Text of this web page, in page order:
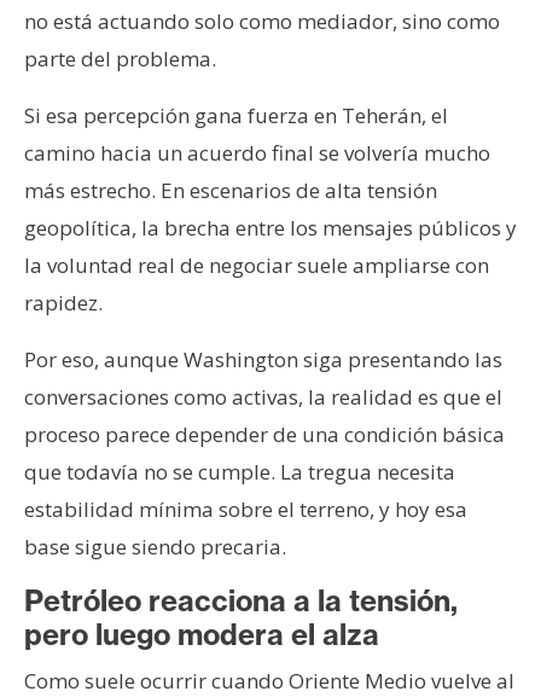
no está actuando solo como mediador, sino como
parte del problema.
Si esa percepción gana fuerza en Teherán, el
camino hacia un acuerdo final se volvería mucho
más estrecho. En escenarios de alta tensión
geopolítica, la brecha entre los mensajes públicos y
la voluntad real de negociar suele ampliarse con
rapidez.
Por eso, aunque Washington siga presentando las
conversaciones como activas, la realidad es que el
proceso parece depender de una condición básica
que todavía no se cumple. La tregua necesita
estabilidad mínima sobre el terreno, y hoy esa
base sigue siendo precaria.
Petróleo reacciona a la tensión,
pero luego modera el alza
Como suele ocurrir cuando Oriente Medio vuelve al